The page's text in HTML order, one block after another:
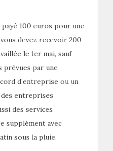
100 euros pour une
devez recevoir 200
le 1er mai, sauf
prévues par une
d’entreprise ou un
entreprises
des services
supplément avec
sous la pluie.